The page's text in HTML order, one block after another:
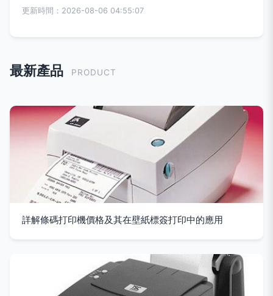
更新時間：2026-08-06 04:55:07
最新產品 PRODUCT
詳解條碼打印機價格及其在壁紙標簽打印中的應用